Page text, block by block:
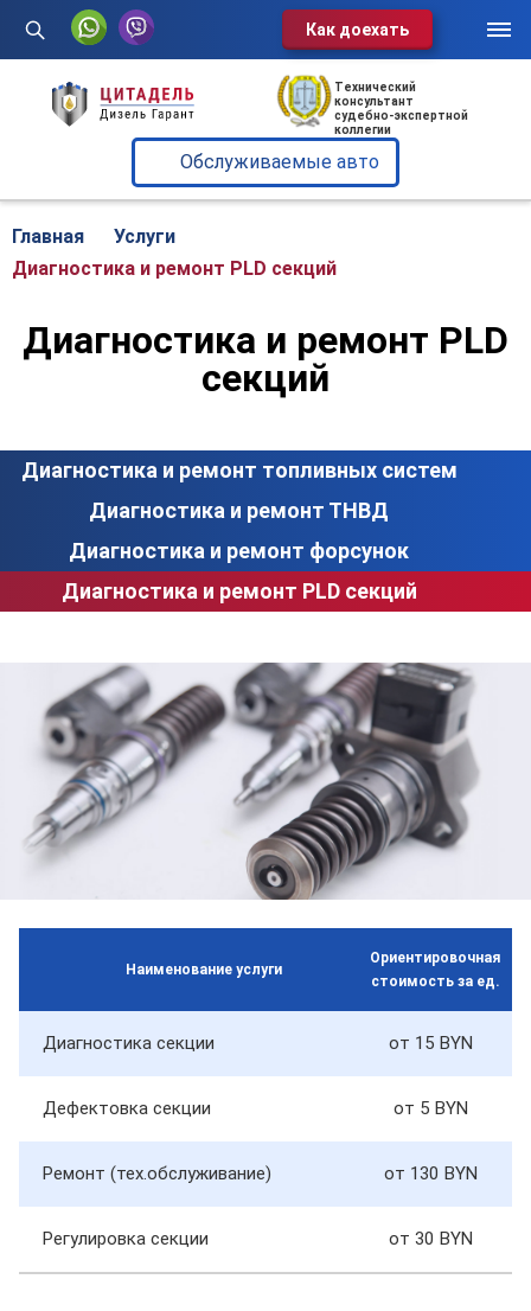
Как доехать
Услуги
Обслуживаемые авто
О нас
Блог
Контакты
Диспетчерская служба:
г. Минск, ул. Клары Цеткин, 49,
строение 5, офис 12
Технический
консультант
судебно-экспертной
коллегии
Обслуживаемые авто
Главная
Услуги
Диагностика и ремонт PLD секций
Диагностика и ремонт PLD
секций
Диагностика и ремонт топливных систем
Диагностика и ремонт ТНВД
Диагностика и ремонт форсунок
Диагностика и ремонт PLD секций
Наименование услуги
Ориентировочная
стоимость за ед.
Диагностика секции от 15
Дефектовка секции от 5
Ремонт (тех.обслуживание) от 130
Регулировка секции от 30